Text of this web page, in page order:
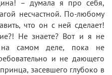
– думала я про себя,
несчастной. По-любому
что он с ней сделает!
Не знаете? Вот и я не
на самом деле, пока не
и не дающего
засевшего глубоко в